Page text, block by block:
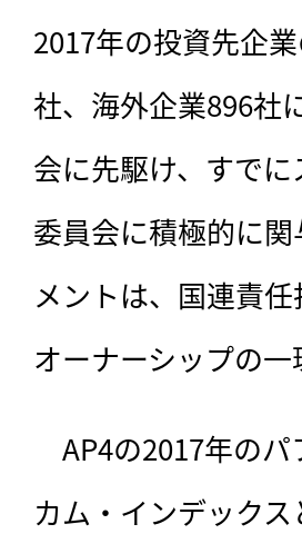
2017年の投資先企
社、海外企業896社
会に先駆け、すで
委員会に積極的に
メントは、国連責
オーナーシップの一
AP4の2017年のパ
カム・インデック